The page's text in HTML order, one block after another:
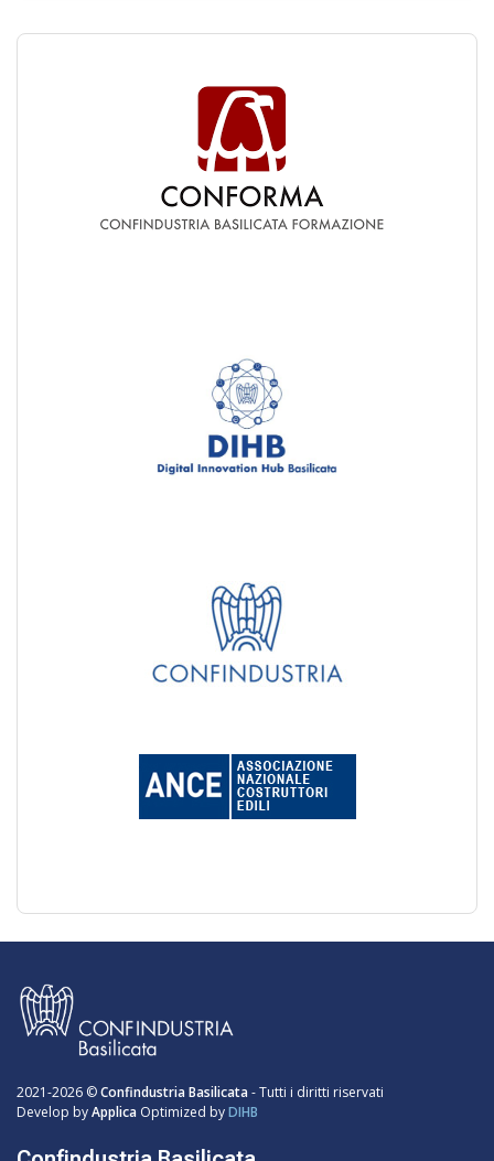
2021-2026 ©Confindustria Basilicata- Tutti i diritti riservati
Develop byApplica Optimized byDIHB